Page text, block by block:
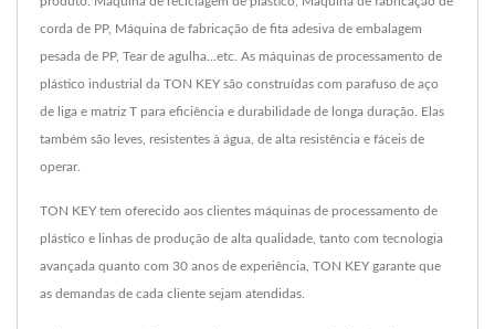
corda de PP, Máquina de fabricação de fita adesiva de embalagem
pesada de PP, Tear de agulha...etc. As máquinas de processamento de
plástico industrial da TON KEY são construídas com parafuso de aço
de liga e matriz T para eficiência e durabilidade de longa duração. Elas
também são leves, resistentes à água, de alta resistência e fáceis de
operar.
TON KEY tem oferecido aos clientes máquinas de processamento de
plástico e linhas de produção de alta qualidade, tanto com tecnologia
avançada quanto com 30 anos de experiência, TON KEY garante que
as demandas de cada cliente sejam atendidas.